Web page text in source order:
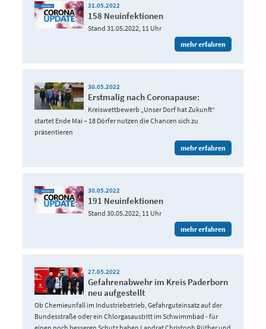
31.05.2022
158 Neuinfektionen
Stand 31.05.2022, 11 Uhr
mehr erfahren
30.05.2022
Erstmalig nach Coronapause:
Kreiswettbewerb „Unser Dorf hat Zukunft“
startet Ende Mai – 18 Dörfer nutzen die Chancen sich zu
präsentieren
mehr erfahren
30.05.2022
191 Neuinfektionen
Stand 30.05.2022, 11 Uhr
mehr erfahren
27.05.2022
Gefahrenabwehr im Kreis Paderborn
neu aufgestellt
Ob Chemieunfall im Industriebetrieb, Gefahrguteinsatz auf der
Bundesstraße oder ein Chlorgasaustritt im Schwimmbad - für